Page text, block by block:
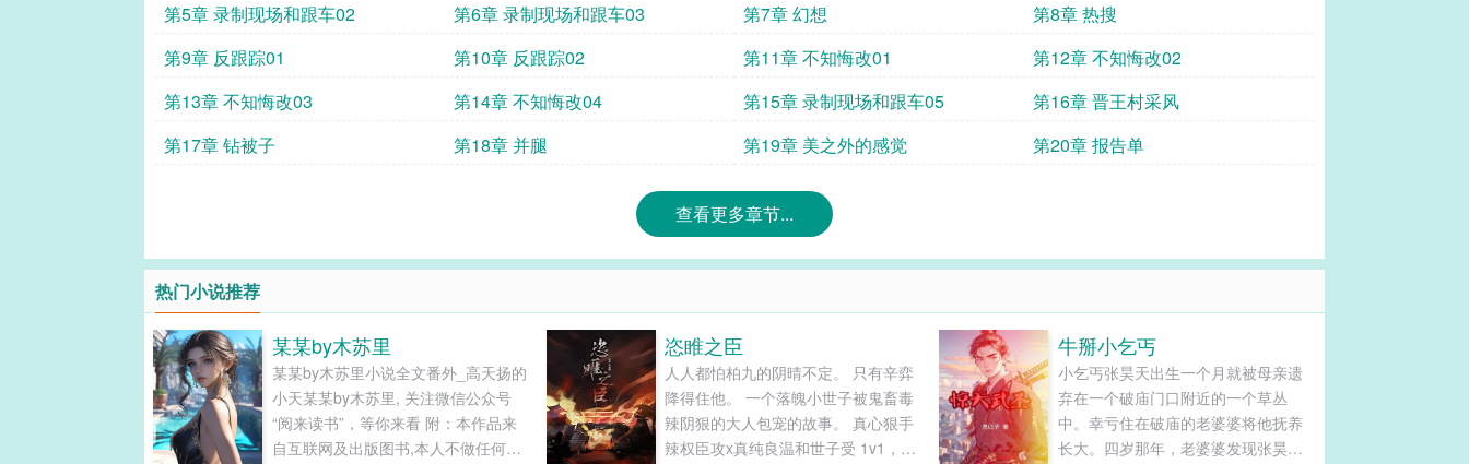
第5章 录制现场和跟车02
第6章 录制现场和跟车03 第7章 幻想
第8章 热搜
第9章 反跟踪01
第10章 反跟踪02 第11章 不知悔改01
第12章 不知悔改02
第13章 不知悔改03
第14章 不知悔改04 第15章 录制现场和跟车05
第16章 晋王村采风
第17章 钻被子
第18章 并腿 第19章 美之外的感觉 第20章 报告单
查看更多章节...
热门小说推荐
某某by木苏里
某某by木苏里小说全文番外_高天扬的
小天某某by木苏里, 关注微信公众号
“阅来读书”，等你来看 附：本作品来
自互联网及出版图书,本人不做任何负
恣睢之臣
人人都怕柏九的阴晴不定。 只有辛弈
降得住他。 一个落魄小世子被鬼畜毒
辣阴狠的大人包宠的故事。 真心狠手
辣权臣攻x真纯良温和世子受 1v1，甜
牛掰小乞丐
小乞丐张昊天出生一个月就被母亲遗
弃在一个破庙门口附近的一个草丛
中。幸亏住在破庙的老婆婆将他抚养
长大。四岁那年，老婆婆发现张昊天